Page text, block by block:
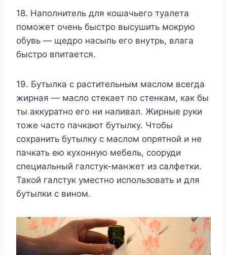
18. Наполнитель для кошачьего туалета
поможет очень быстро высушить мокрую
обувь — щедро насыпь его внутрь, влага
быстро впитается.
19. Бутылка с растительным маслом всегда
жирная — масло стекает по стенкам, как бы
ты аккуратно его ни наливал. Жирные руки
тоже часто пачкают бутылку. Чтобы
сохранить бутылку с маслом опрятной и не
пачкать ею кухонную мебель, сооруди
специальный галстук-манжет из салфетки.
Такой галстук уместно использовать и для
бутылки с вином.